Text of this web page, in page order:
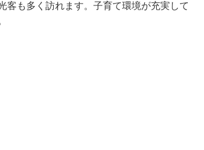
客も多く訪れます。子育て環境が充実して